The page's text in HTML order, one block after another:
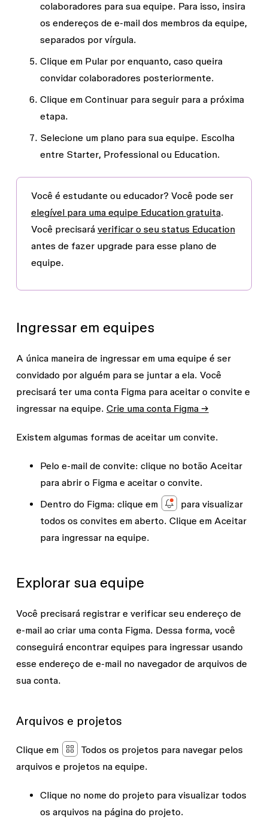
colaboradores para sua equipe. Para isso, insira
os endereços de e-mail dos membros da equipe,
separados por vírgula.
Clique em Pular por enquanto, caso queira
convidar colaboradores posteriormente.
Clique em Continuarpara seguir para a próxima
etapa.
Selecione um plano para sua equipe. Escolha
entre Starter, Professionalou Education.
Você é estudante ou educador? Você pode ser
elegível para uma equipe Education gratuita.
Você precisará verificar o seu status Education
antes de fazer upgrade para esse plano de
equipe.
Ingressar em equipes
A única maneira de ingressar em uma equipe é ser
convidado por alguém para se juntar a ela. Você
precisará ter uma conta Figma para aceitar o convite e
ingressar na equipe. Crie uma conta Figma →
Existem algumas formas de aceitar um convite.
Pelo e-mail de convite: clique no botão Aceitar
para abrir o Figma e aceitar o convite.
Dentro do Figma: clique em
para visualizar
todos os convites em aberto. Clique em Aceitar
para ingressar na equipe.
Explorar sua equipe
Você precisará registrar e verificar seu endereço de
e-mail ao criar uma conta Figma. Dessa forma, você
conseguirá encontrar equipes para ingressar usando
esse endereço de e-mail no navegador de arquivos de
sua conta.
Arquivos e projetos
Clique em Todos os projetospara navegar pelos
arquivos e projetos na equipe.
Clique no nome do projeto para visualizar todos
os arquivos na página do projeto.